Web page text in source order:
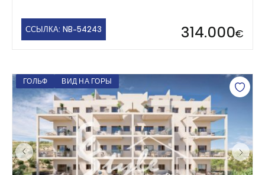
ССЫЛКА: NB-54243 314.000€
ГОЛЬФ ВИД НА ГОРЫ